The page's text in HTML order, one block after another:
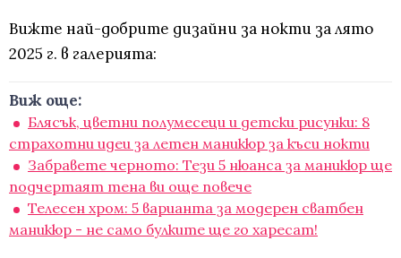
Вижте най-добрите дизайни за нокти за лято
2025 г. в галерията:
Виж още:
Блясък, цветни полумесеци и детски рисунки: 8
страхотни идеи за летен маникюр за къси нокти
Забравете черното: Тези 5 нюанса за маникюр ще
подчертаят тена ви още повече
Телесен хром: 5 варианта за модерен сватбен
маникюр - не само булките ще го харесат!